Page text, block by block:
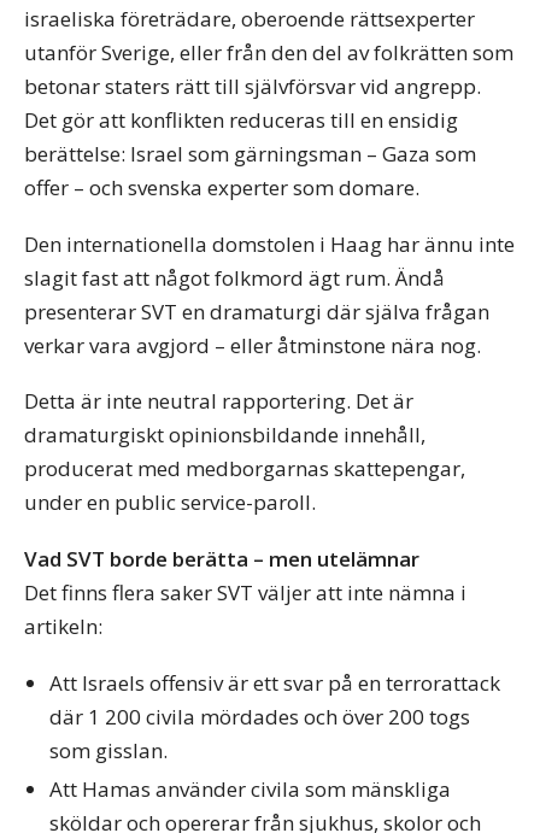
israeliska företrädare, oberoende rättsexperter
utanför Sverige, eller från den del av folkrätten som
betonar staters rätt till självförsvar vid angrepp.
Det gör att konflikten reduceras till en ensidig
berättelse: Israel som gärningsman – Gaza som
offer – och svenska experter som domare.
Den internationella domstolen i Haag har ännu inte
slagit fast att något folkmord ägt rum. Ändå
presenterar SVT en dramaturgi där själva frågan
verkar vara avgjord – eller åtminstone nära nog.
Detta är inte neutral rapportering. Det är
dramaturgiskt opinionsbildande innehåll,
producerat med medborgarnas skattepengar,
under en public service-paroll.
Vad SVT borde berätta – men utelämnar
Det finns flera saker SVT väljer att inte nämna i
artikeln:
Att Israels offensiv är ett svar på en terrorattack
där 1 200 civila mördades och över 200 togs
som gisslan.
Att Hamas använder civila som mänskliga
sköldar och opererar från sjukhus, skolor och